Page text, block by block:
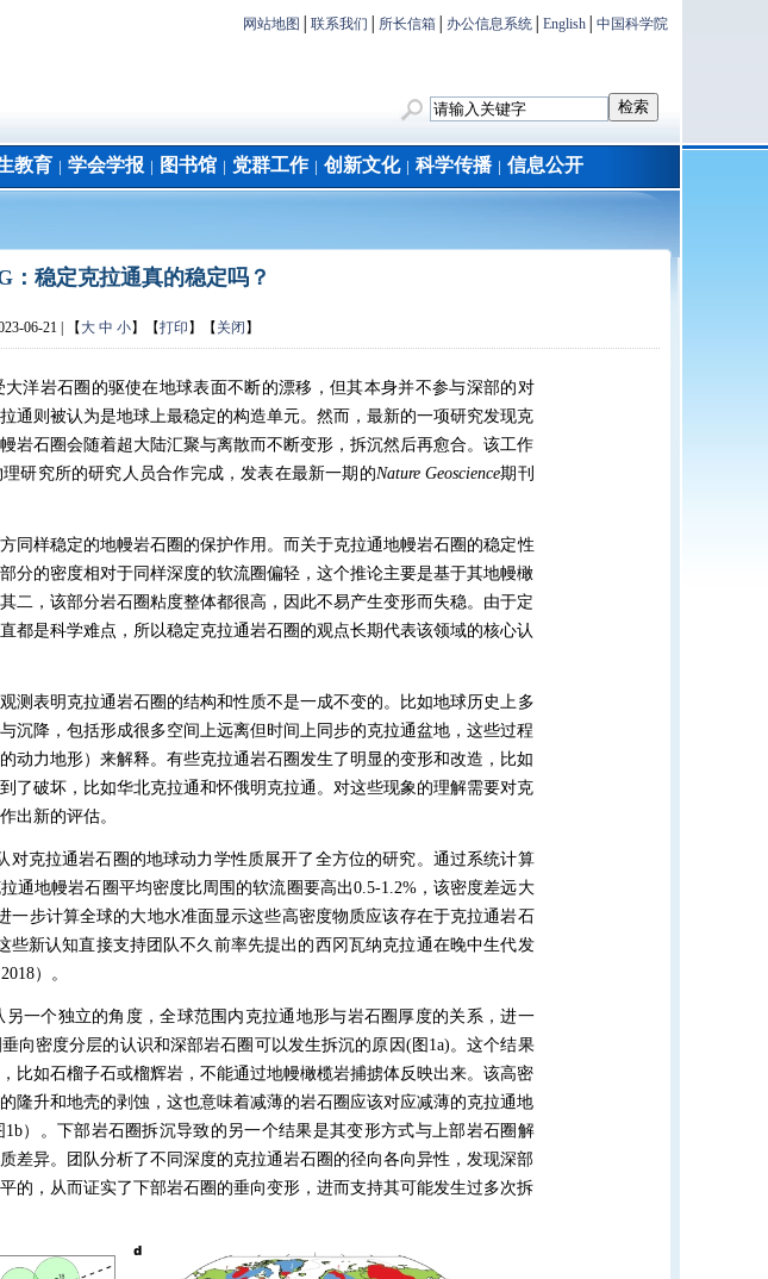
网站地图 联系我们 所长信箱 办公信息系统 English 中国科学院
教育 学会学报 图书馆 党群工作│ 创新文化│ 科学传播│ 信息公开
：稳定克拉通真的稳定吗？
06-21 | 【 大 中 小】【打印 】【 关闭 】
洋岩石圈的驱使在地球表面不断的漂移，但其本身并不参与深部的对
通则被认为是地球上最稳定的构造单元。然而，最新的一项研究发现克
岩石圈会随着超大陆汇聚与离散而不断变形，拆沉然后再愈合。该工作
研究所的研究人员合作完成，发表在最新一期的Nature Geoscience期刊
同样稳定的地幔岩石圈的保护作用。而关于克拉通地幔岩石圈的稳定性
分的密度相对于同样深度的软流圈偏轻，这个推论主要是基于其地幔橄
二，该部分岩石圈粘度整体都很高，因此不易产生变形而失稳。由于定
都是科学难点，所以稳定克拉通岩石圈的观点长期代表该领域的核心认
测表明克拉通岩石圈的结构和性质不是一成不变的。比如地球历史上多
沉降，包括形成很多空间上远离但时间上同步的克拉通盆地，这些过程
动力地形）来解释。有些克拉通岩石圈发生了明显的变形和改造，比如
了破坏，比如华北克拉通和怀俄明克拉通。对这些现象的理解需要对克
出新的评估。
对克拉通岩石圈的地球动力学性质展开了全方位的研究。通过系统计算
通地幔岩石圈平均密度比周围的软流圈要高出0.5-1.2%，该密度差远大
一步计算全球的大地水准面显示这些高密度物质应该存在于克拉通岩石
些新认知直接支持团队不久前率先提出的西冈瓦纳克拉通在晚中生代发
）。
另一个独立的角度，全球范围内克拉通地形与岩石圈厚度的关系，进一
向密度分层的认识和深部岩石圈可以发生拆沉的原因(图 1a)。这个结果
比如石榴子石或榴辉岩，不能通过地幔橄榄岩捕掳体反映出来。该高密
隆升和地壳的剥蚀，这也意味着减薄的岩石圈应该对应减薄的克拉通地
1b）。下部岩石圈拆沉导致的另一个结果是其变形方式与上部岩石圈解
差异。团队分析了不同深度的克拉通岩石圈的径向各向异性，发现深部
的，从而证实了下部岩石圈的垂向变形，进而支持其可能发生过多次拆